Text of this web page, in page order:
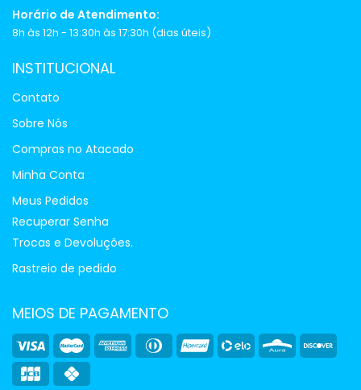
Horário de Atendimento:
8h às 12h - 13:30h às 17:30h (dias úteis)
INSTITUCIONAL
Contato
Sobre Nós
Compras no Atacado
Minha Conta
Meus Pedidos
Recuperar Senha
Trocas e Devoluções.
Rastreio de pedido
MEIOS DE PAGAMENTO